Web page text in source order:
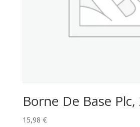
Borne De Base Plc,
15,98 €